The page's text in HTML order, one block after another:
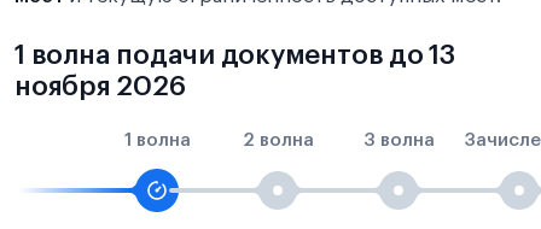
1 волна подачи документов до 13
ноября 2026
1 волна 2 волна 3 волна